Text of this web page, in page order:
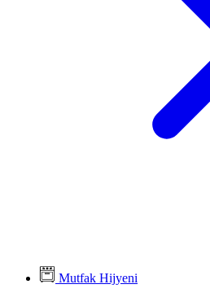
Mutfak Hijyeni